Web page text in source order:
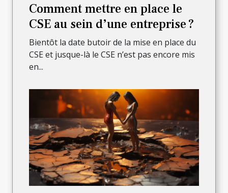
Comment mettre en place le
CSE au sein d’une entreprise ?
Bientôt la date butoir de la mise en place du
CSE et jusque-là le CSE n’est pas encore mis
en...